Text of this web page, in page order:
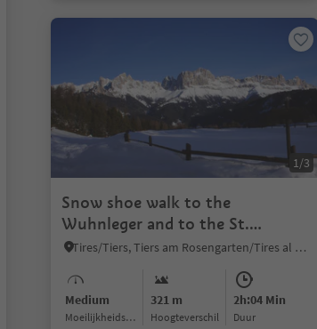
1/3
Snow shoe walk to the
Wuhnleger and to the St.
Sebastian chapel
Tires/Tiers, Tiers am Rosengarten/Tires al Catinaccio, Dolomites Region Seiser Alm
Medium
Moeilijkheidsgraad
321 m
Hoogteverschil
2h:04 Min
Duur